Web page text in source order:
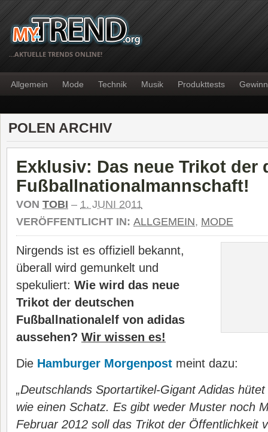
…AKTUELLE TRENDS ONLINE!
Allgemein Mode Technik Musik Produkttests
POLEN ARCHIV
Exklusiv: Das neue Trikot der
Fußballnationalmannschaft!
VON TOBI – 1. JUNI 2011
VERÖFFENTLICHT IN: ALLGEMEIN, MODE
Nirgends ist es offiziell bekannt,
überall wird gemunkelt und
spekuliert: Wie wird das neue
Trikot der deutschen
Fußballnationalelf von adidas
aussehen? Wir wissen es!
Die Hamburger Morgenpost meint dazu:
„Deutschlands Sportartikel-Gigant Adidas
wie einen Schatz. Es gibt weder Muster noch
Februar 2012 soll das Trikot der Öffentlichkeit